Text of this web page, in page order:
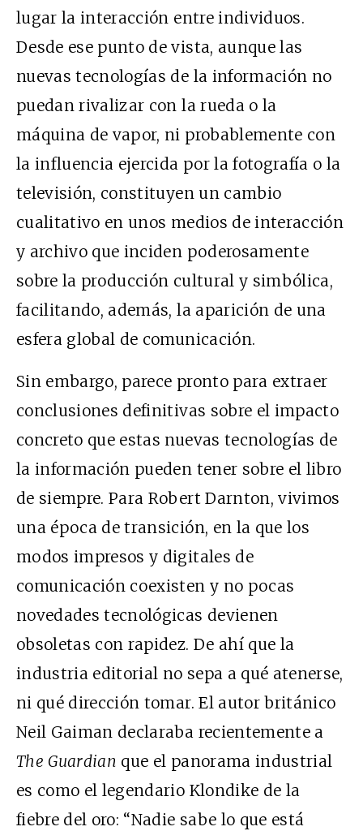
lugar la interacción entre individuos.
Desde ese punto de vista, aunque las
nuevas tecnologías de la información no
puedan rivalizar con la rueda o la
máquina de vapor, ni probablemente con
la influencia ejercida por la fotografía o la
televisión, constituyen un cambio
cualitativo en unos medios de interacción
y archivo que inciden poderosamente
sobre la producción cultural y simbólica,
facilitando, además, la aparición de una
esfera global de comunicación.
Sin embargo, parece pronto para extraer
conclusiones definitivas sobre el impacto
concreto que estas nuevas tecnologías de
la información pueden tener sobre el libro
de siempre. Para Robert Darnton, vivimos
una época de transición, en la que los
modos impresos y digitales de
comunicación coexisten y no pocas
novedades tecnológicas devienen
obsoletas con rapidez. De ahí que la
industria editorial no sepa a qué atenerse,
ni qué dirección tomar. El autor británico
Neil Gaiman declaraba recientemente a
The Guardian que el panorama industrial
es como el legendario Klondike de la
fiebre del oro: “Nadie sabe lo que está